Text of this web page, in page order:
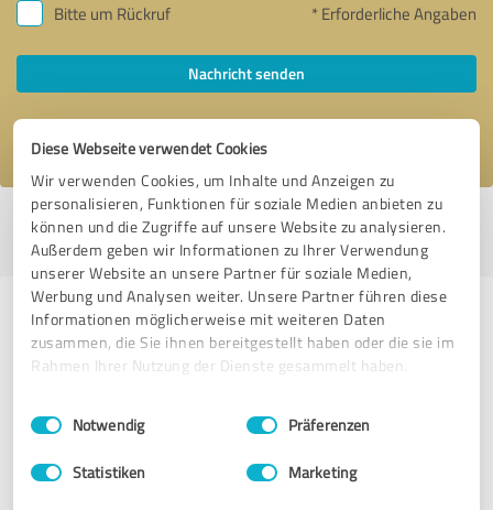
Diese Webseite verwendet Cookies
Wir verwenden Cookies, um Inhalte und Anzeigen zu
personalisieren, Funktionen für soziale Medien anbieten zu
können und die Zugriffe auf unsere Website zu analysieren.
Außerdem geben wir Informationen zu Ihrer Verwendung
unserer Website an unsere Partner für soziale Medien,
Werbung und Analysen weiter. Unsere Partner führen diese
Informationen möglicherweise mit weiteren Daten
zusammen, die Sie ihnen bereitgestellt haben oder die sie im
Rahmen Ihrer Nutzung der Dienste gesammelt haben.
Impressum Datenschutzbestimmungen
Einwilligungsauswahl
Notwendig Präferenzen
Statistiken Marketing
Bitte um Rückruf * Erforderliche Angaben
Nachricht senden
Ich stimme den
Profil aktiv seit 11.09.2017 |Letzte Aktualisierung: 09.01.2025|Profil
melden
Erfahrungen zu weiteren
Anbietern aus dem Bereich
VPV Sonja Wozniak